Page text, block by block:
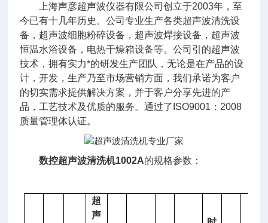
上海声彦超声波仪器有限公司创立于2003年，至
今已有十几年历史。公司专业生产各类超声波清洗设
备，超声波细胞粉碎设备，超声波焊接设备，超声波
恒温水浴设备，电热干燥箱设备等。公司引的超声波
技术，拥有实力*的研发生产团队，无论是在产品的设
计，开发，生产乃至市场营销方面，我们承诺为客户
的切实需求提供解决方案，并于客户分享先进的产
品，工艺技术及优质的服务。通过了ISO9001：2008
质量管理体认证。
数控超声波清洗机1002A的规格参数：
超
声